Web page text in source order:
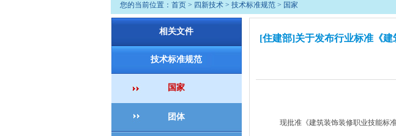
您的当前位置： 首页 > 四新技术 > 技术标准规范 > 国家
相关文件
技术标准规范
国家
团体
[住建部]关于发布行业标准《
现批准《建筑装饰装修职业技能标准